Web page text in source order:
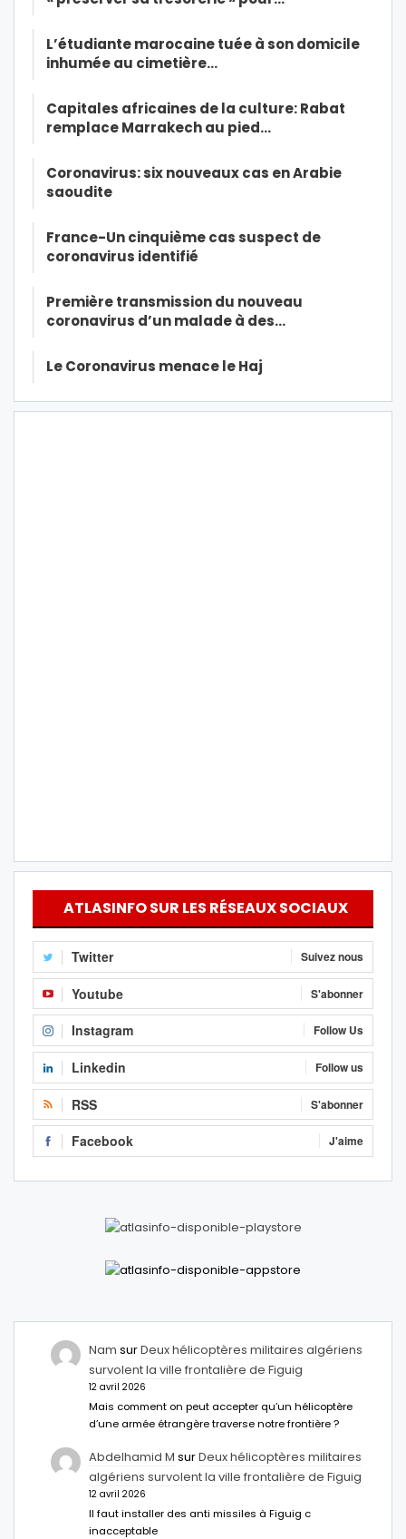
L’étudiante marocaine tuée à son domicile
inhumée au cimetière…
Capitales africaines de la culture: Rabat
remplace Marrakech au pied…
Coronavirus: six nouveaux cas en Arabie
saoudite
France-Un cinquième cas suspect de
coronavirus identifié
Première transmission du nouveau
coronavirus d’un malade à des…
Le Coronavirus menace le Haj
ATLASINFO SUR LES RÉSEAUX SOCIAUX
Twitter Suivez nous
Youtube S'abonner
Instagram Follow Us
Linkedin Follow us
RSS S'abonner
Facebook J'aime
Nam surDeux hélicoptères militaires algériens
survolent la ville frontalière de Figuig
12 avril 2026
Mais comment on peut accepter qu’un hélicoptère
d’une armée étrangère traverse notre frontière ?
Abdelhamid M surDeux hélicoptères militaires
algériens survolent la ville frontalière de Figuig
12 avril 2026
Il faut installer des anti missiles à Figuig c
inacceptable